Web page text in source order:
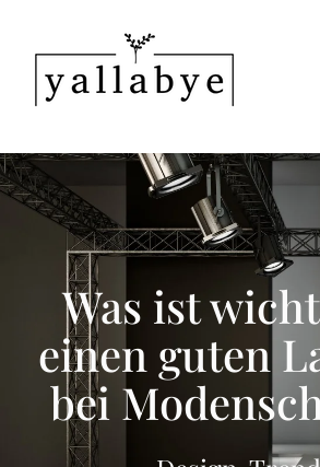
Was ist
einen guten
bei